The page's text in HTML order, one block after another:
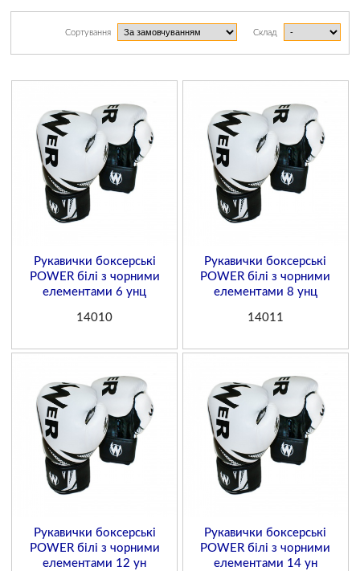
Сортування Склад
Рукавички боксерські
POWER білі з чорними
елементами 6 унц
14010
Рукавички боксерські
POWER білі з чорними
елементами 8 унц
14011
Рукавички боксерські
POWER білі з чорними
елементами 12 ун
Рукавички боксерські
POWER білі з чорними
елементами 14 ун